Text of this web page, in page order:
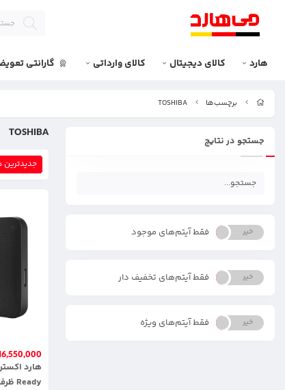
هارد کالای دیجیتال کالای وارداتی گارانتی
برچسب‌ها TOSHIBA
جستجو در نتایج
بله خیر فقط آیتم‌های موجود
بله خیر فقط آیتم‌های تخفیف دار
بله خیر فقط آیتم‌های ویژه
TOSHIBA
جدیدترین
Ready ظرفیت ۱ ترابایت